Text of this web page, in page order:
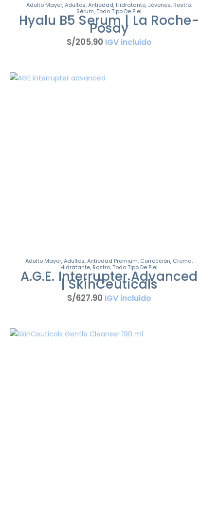
Adulto Mayor,Adultos,Antiedad, Hidratante, Jóvenes, Rostro,
Sérum,Todo Tipo De Piel
Hyalu B5 Serum | La Roche-
Posay
S/205.90 IGV incluido
Adulto Mayor,Adultos,Antiedad Premium, Corrección, Crema,
Hidratante, Rostro,Todo Tipo De Piel
A.G.E. Interrupter Advanced
| SkinCeuticals
S/627.90 IGV incluido